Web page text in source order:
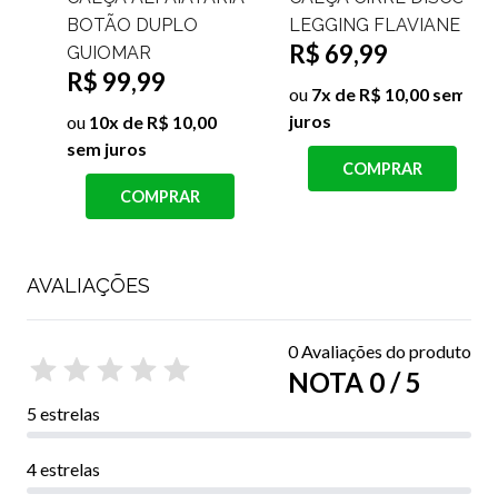
COURINO CLARICE
R$ 99,99
10x de R$ 10,00
sem juros
COMPRAR
COURINO ELIANA
R$ 69,99
7x de R$ 10,00 sem
juros
COMPRAR
AVALIAÇÕES
0 Avaliações do produto
NOTA 0 / 5
5 estrelas
4 estrelas